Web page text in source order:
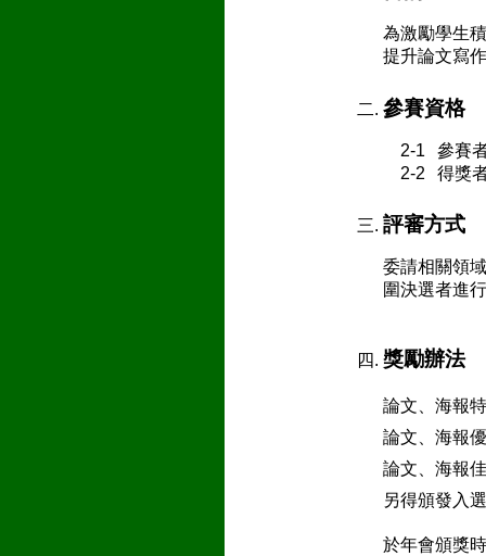
為激勵學生
提升論文寫
參賽資格
2-1
參賽
2-2
得獎
評審方式
委請相關領
圍決選者進
獎勵辦法
論文、海報
論文、海報
論文、海報
另得頒發入
於年會頒獎